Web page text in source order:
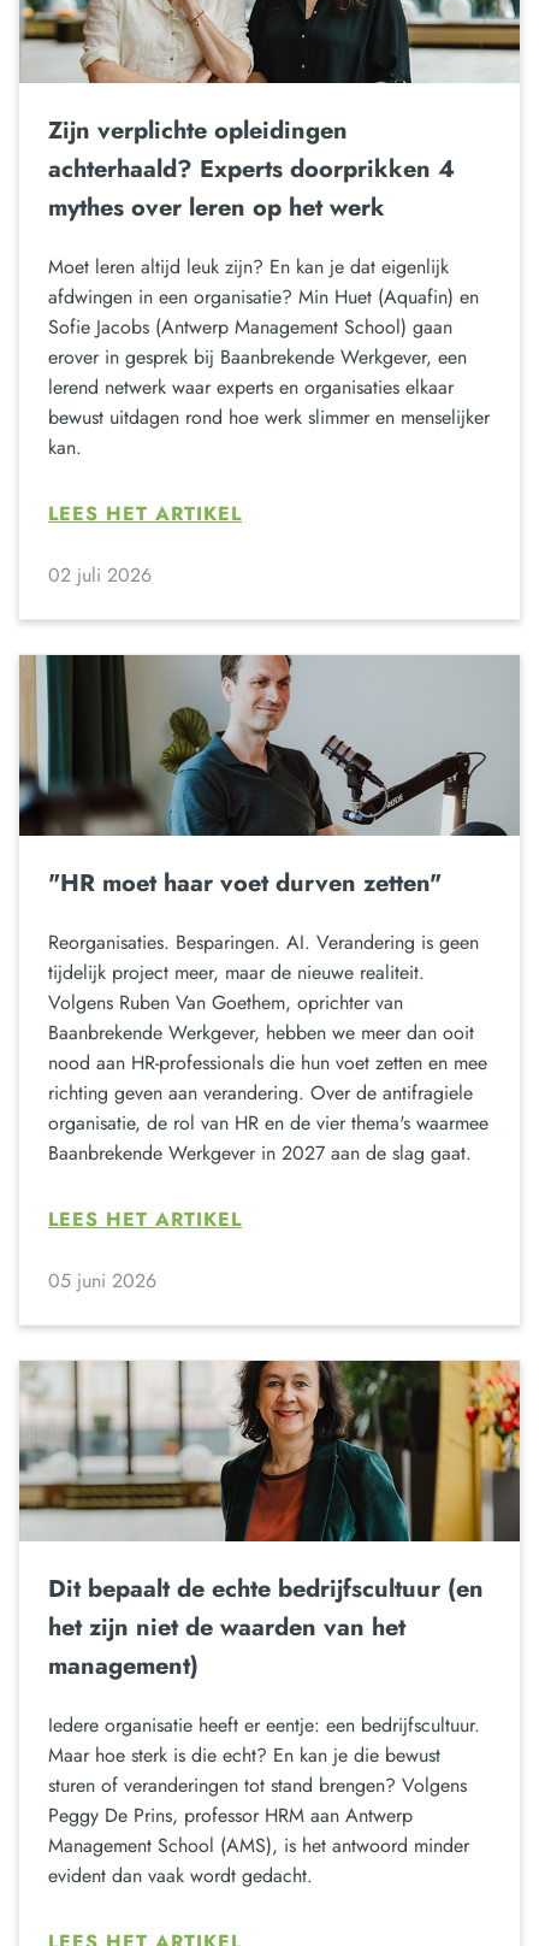
Zijn verplichte opleidingen
achterhaald? Experts doorprikken 4
mythes over leren op het werk
Moet leren altijd leuk zijn? En kan je dat eigenlijk
afdwingen in een organisatie? Min Huet (Aquafin) en
Sofie Jacobs (Antwerp Management School) gaan
erover in gesprek bij Baanbrekende Werkgever, een
lerend netwerk waar experts en organisaties elkaar
bewust uitdagen rond hoe werk slimmer en menselijker
kan.
LEES HET ARTIKEL
02 juli 2026
"HR moet haar voet durven zetten"
Reorganisaties. Besparingen. AI. Verandering is geen
tijdelijk project meer, maar de nieuwe realiteit.
Volgens Ruben Van Goethem, oprichter van
Baanbrekende Werkgever, hebben we meer dan ooit
nood aan HR-professionals die hun voet zetten en mee
richting geven aan verandering. Over de antifragiele
organisatie, de rol van HR en de vier thema's waarmee
Baanbrekende Werkgever in 2027 aan de slag gaat.
LEES HET ARTIKEL
05 juni 2026
Dit bepaalt de echte bedrijfscultuur (en
het zijn niet de waarden van het
management)
Iedere organisatie heeft er eentje: een bedrijfscultuur.
Maar hoe sterk is die echt? En kan je die bewust
sturen of veranderingen tot stand brengen? Volgens
Peggy De Prins, professor HRM aan Antwerp
Management School (AMS), is het antwoord minder
evident dan vaak wordt gedacht.